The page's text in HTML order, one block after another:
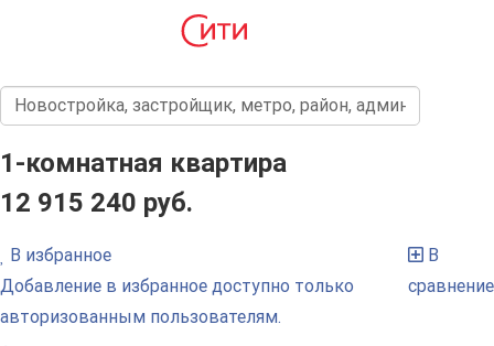
1-комнатная квартира
12 915 240 руб.
В избранное
Добавление в избранное доступно только
авторизованным пользователям.
В
сравнение